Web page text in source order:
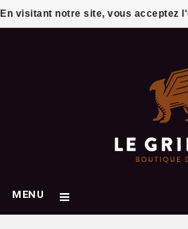
MENU
En visitant notre site, vous acceptez